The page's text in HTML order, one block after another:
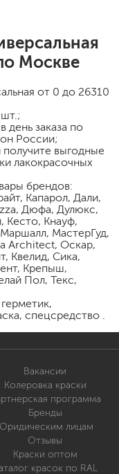
Москве
от 0 до 26310
день заказа по
России;
получите выгодные
лакокрасочных
брендов:
Капарол, Дали,
Дюфа, Дулюкс,
Кесто, Кнауф,
МастерГуд,
Architect, Оскар,
Квелид, Сика,
Крепыш,
Пол, Текс,
спецсредство .
Вакансии
Колеровка краски
программа
Бренды
лицам
Отзывы
Краски оптом
красок по RAL